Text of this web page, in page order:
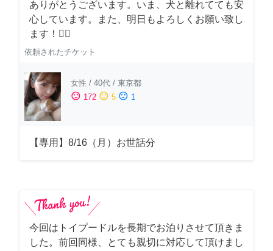
ありがとうございます。いま、犬と離れてても安
心しています。また、明日もよろしくお願い致し
ます！🙇‍♂️
依頼されたチケット
女性 / 40代 / 東京都
sentiment_satisfied 172 sentiment_neutral 5 sentiment_dissatisfied 1
【専用】8/16（月）お世話分
今回はトイプードルを長期でお泊りさせて頂きま
した。前回同様、とても親切に対応して頂けまし